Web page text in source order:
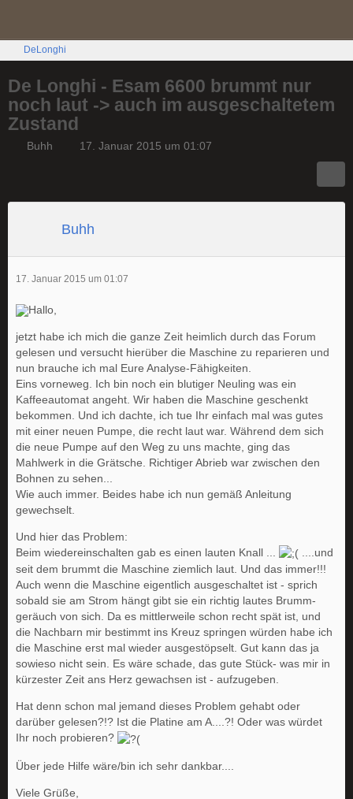
DeLonghi
De Longhi - Esam 6600 brummt nur
noch laut -> auch im ausgeschaltetem
Zustand
Buhh 17. Januar 2015 um 01:07
Buhh
17. Januar 2015 um 01:07
Hallo,
jetzt habe ich mich die ganze Zeit heimlich durch das Forum
gelesen und versucht hierüber die Maschine zu reparieren und
nun brauche ich mal Eure Analyse-Fähigkeiten.
Eins vorneweg. Ich bin noch ein blutiger Neuling was ein
Kaffeeautomat angeht. Wir haben die Maschine geschenkt
bekommen. Und ich dachte, ich tue Ihr einfach mal was gutes
mit einer neuen Pumpe, die recht laut war. Während dem sich
die neue Pumpe auf den Weg zu uns machte, ging das
Mahlwerk in die Grätsche. Richtiger Abrieb war zwischen den
Bohnen zu sehen...
Wie auch immer. Beides habe ich nun gemäß Anleitung
gewechselt.
Und hier das Problem:
Beim wiedereinschalten gab es einen lauten Knall ...
....und
seit dem brummt die Maschine ziemlich laut. Und das immer!!!
Auch wenn die Maschine eigentlich ausgeschaltet ist - sprich
sobald sie am Strom hängt gibt sie ein richtig lautes Brumm-
geräuch von sich. Da es mittlerweile schon recht spät ist, und
die Nachbarn mir bestimmt ins Kreuz springen würden habe ich
die Maschine erst mal wieder ausgestöpselt. Gut kann das ja
sowieso nicht sein. Es wäre schade, das gute Stück- was mir in
kürzester Zeit ans Herz gewachsen ist - aufzugeben.
Hat denn schon mal jemand dieses Problem gehabt oder
darüber gelesen?!? Ist die Platine am A....?! Oder was würdet
Ihr noch probieren?
Über jede Hilfe wäre/bin ich sehr dankbar....
Viele Grüße,